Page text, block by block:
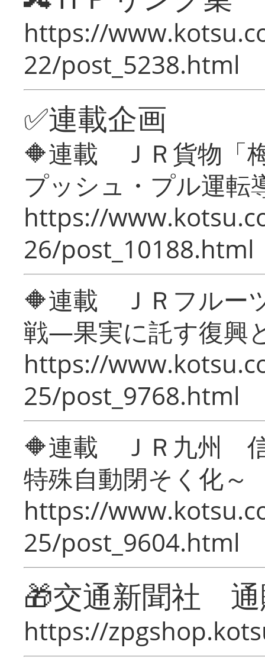
https://
22/post_5238.html
✅連載企画
🔶連載 ＪＲ貨物「
プッシュ・プル運転
https://
26/post_10188.html
🔶連載 ＪＲフルー
戦―果実に託す復興
https://
25/post_9768.html
🔶連載 ＪＲ九州 信
特殊自動閉そく化～
https://
25/post_9604.html
🎁交通新聞社
https://